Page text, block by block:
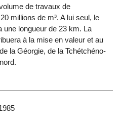
de travaux de
millions de m³. A lui seul, le
une longueur de 23 km. La
à la mise en valeur et au
la Géorgie, de la Tchétchéno-